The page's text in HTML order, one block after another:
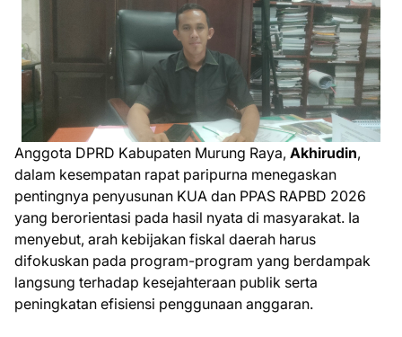
Anggota DPRD Kabupaten Murung Raya, Akhirudin,
dalam kesempatan rapat paripurna menegaskan
pentingnya penyusunan KUA dan PPAS RAPBD 2026
yang berorientasi pada hasil nyata di masyarakat. Ia
menyebut, arah kebijakan fiskal daerah harus
difokuskan pada program-program yang berdampak
langsung terhadap kesejahteraan publik serta
peningkatan efisiensi penggunaan anggaran.